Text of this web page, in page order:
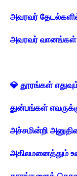
அவரவர்
அவரவர் வானங்கள்
💎 தூரங்கள்
துன்பங்கள்
அச்சமின்றி
அகிலமனைத்தும்